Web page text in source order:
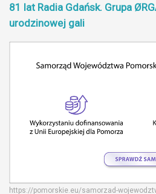
81 lat Radia Gdańsk. Grupa
urodzinowej gali
https://pomorskie.eu/samorzad-